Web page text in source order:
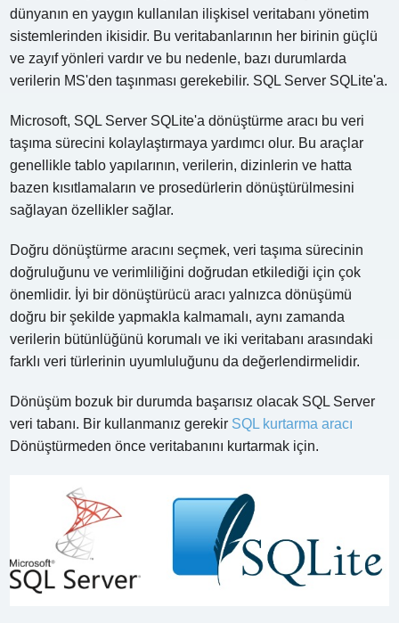
dünyanın en yaygın kullanılan ilişkisel veritabanı yönetim
sistemlerinden ikisidir. Bu veritabanlarının her birinin güçlü
ve zayıf yönleri vardır ve bu nedenle, bazı durumlarda
verilerin MS'den taşınması gerekebilir. SQL Server SQLite'a.
Microsoft, SQL Server SQLite'a dönüştürme aracı bu veri
taşıma sürecini kolaylaştırmaya yardımcı olur. Bu araçlar
genellikle tablo yapılarının, verilerin, dizinlerin ve hatta
bazen kısıtlamaların ve prosedürlerin dönüştürülmesini
sağlayan özellikler sağlar.
Doğru dönüştürme aracını seçmek, veri taşıma sürecinin
doğruluğunu ve verimliliğini doğrudan etkilediği için çok
önemlidir. İyi bir dönüştürücü aracı yalnızca dönüşümü
doğru bir şekilde yapmakla kalmamalı, aynı zamanda
verilerin bütünlüğünü korumalı ve iki veritabanı arasındaki
farklı veri türlerinin uyumluluğunu da değerlendirmelidir.
Dönüşüm bozuk bir durumda başarısız olacak SQL Server
veri tabanı. Bir kullanmanız gerekir SQL kurtarma aracı
Dönüştürmeden önce veritabanını kurtarmak için.